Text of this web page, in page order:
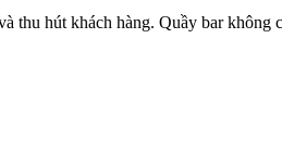
hút khách hàng. Quầy bar không